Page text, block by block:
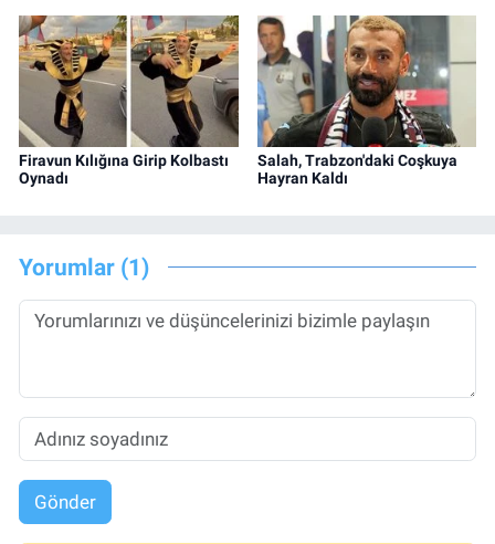
Firavun Kılığına Girip Kolbastı
Oynadı
Salah, Trabzon'daki Coşkuya
Hayran Kaldı
Yorumlar (1)
Gönder